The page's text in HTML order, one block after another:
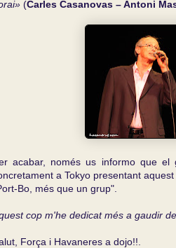
(Carles Casanovas – Antoni
acabar, només us informo que el
a Tokyo presentant
Bo, més que un grup".
cop m'he dedicat més a gaudir
Força i Havaneres a dojo!!.